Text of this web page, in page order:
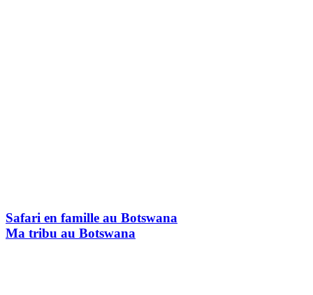
Safari en famille au Botswana
Ma tribu au Botswana